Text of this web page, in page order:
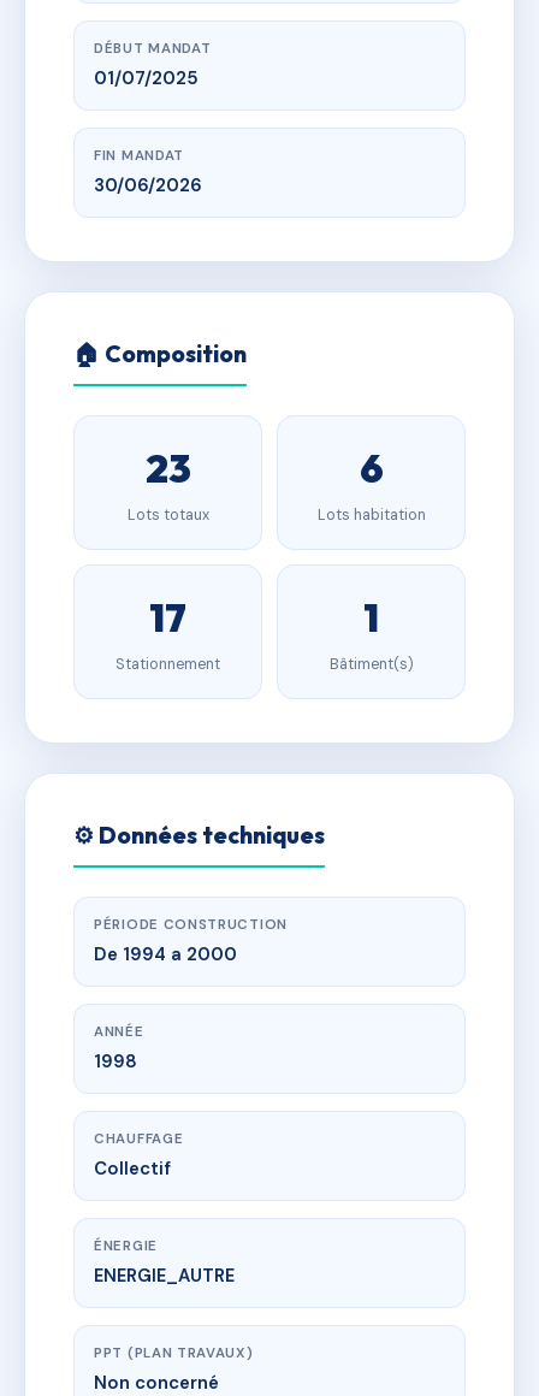
DÉBUT MANDAT
01/07/2025
FIN MANDAT
30/06/2026
🏠 Composition
23
Lots totaux
6
Lots habitation
17
Stationnement
1
Bâtiment(s)
⚙️ Données techniques
PÉRIODE CONSTRUCTION
De 1994 a 2000
ANNÉE
1998
CHAUFFAGE
Collectif
ÉNERGIE
ENERGIE_AUTRE
PPT (PLAN TRAVAUX)
Non concerné